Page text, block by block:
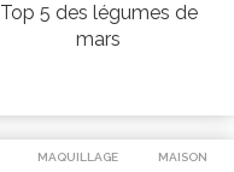
Top 5 des légumes de
mars
MAQUILLAGE MAISON